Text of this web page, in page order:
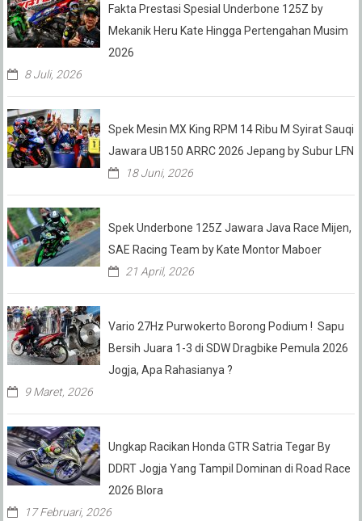
Fakta Prestasi Spesial Underbone 125Z by
Mekanik Heru Kate Hingga Pertengahan Musim
2026
8 Juli, 2026
Spek Mesin MX King RPM 14 Ribu M Syirat Sauqi
Jawara UB150 ARRC 2026 Jepang by Subur LFN
18 Juni, 2026
Spek Underbone 125Z Jawara Java Race Mijen,
SAE Racing Team by Kate Montor Maboer
21 April, 2026
Vario 27Hz Purwokerto Borong Podium ! Sapu
Bersih Juara 1-3 di SDW Dragbike Pemula 2026
Jogja, Apa Rahasianya ?
9 Maret, 2026
Ungkap Racikan Honda GTR Satria Tegar By
DDRT Jogja Yang Tampil Dominan di Road Race
2026 Blora
17 Februari, 2026